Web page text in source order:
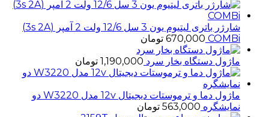
شارژر باتری لیتیوم یون 3 سل 12/6 ولت 2 آمپر (3s 2A)
COMBi
670,000 تومان
ماژول دستگاه بخار سرد 1,190,000 تومان
ماژول دما و ترموستات دیجیتال 12v مدل W3220 دو
نمایشگره 563,000 تومان